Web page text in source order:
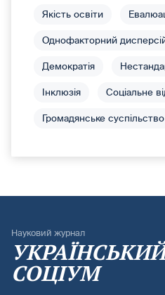
Якість освіти
Однофакторний
Демократія
Інклюзія Соціальне
Громадянське суспільство
Науковий журнал
УКРАЇНСЬКИЙ
СОЦІУМ